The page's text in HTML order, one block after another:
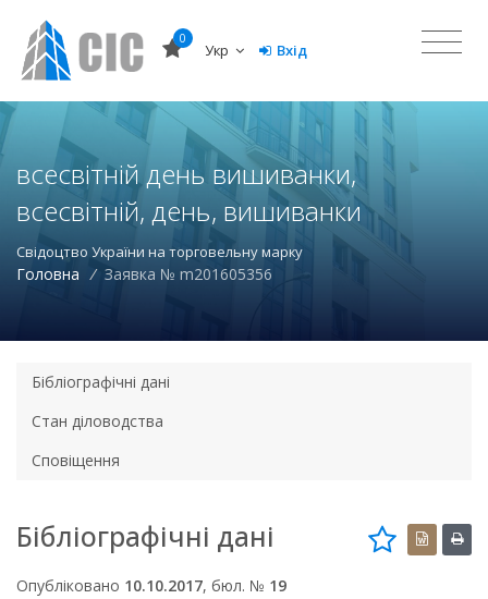
0
Укр Вхід
всесвітній день вишиванки,
всесвітній, день, вишиванки
Свідоцтво України на торговельну марку
Головна / Заявка № m201605356
Бібліографічні дані
Стан діловодства
Сповіщення
Бібліографічні дані
Опубліковано 10.10.2017, бюл. № 19